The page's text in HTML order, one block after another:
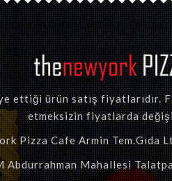
ettiği ürün satış fiyatlarıdır.
etmeksizin fiyatlarda
Pizza Cafe Armin Tem.Gıda
Abdurrahman Mahallesi